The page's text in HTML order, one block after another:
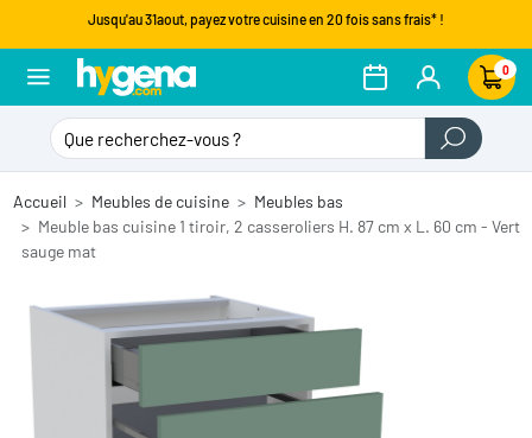
Jusqu'au 31aout, payez votre cuisine en 20 fois sans frais* !
0
Accueil Meubles de cuisine
Meubles bas
Meuble bas cuisine 1 tiroir, 2 casseroliers H. 87 cm x L. 60 cm - Vert
sauge mat